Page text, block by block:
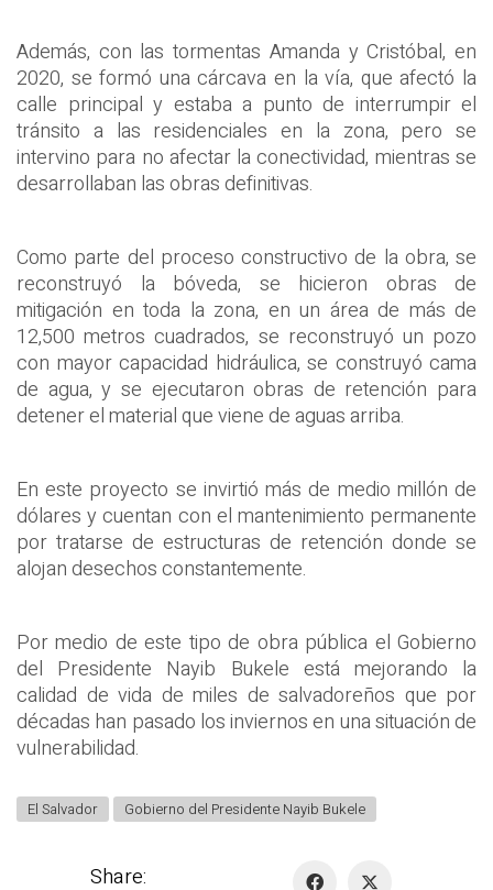
Además, con las tormentas Amanda y Cristóbal, en
2020, se formó una cárcava en la vía, que afectó la
calle principal y estaba a punto de interrumpir el
tránsito a las residenciales en la zona, pero se
intervino para no afectar la conectividad, mientras se
desarrollaban las obras definitivas.
Como parte del proceso constructivo de la obra, se
reconstruyó la bóveda, se hicieron obras de
mitigación en toda la zona, en un área de más de
12,500 metros cuadrados, se reconstruyó un pozo
con mayor capacidad hidráulica, se construyó cama
de agua, y se ejecutaron obras de retención para
detener el material que viene de aguas arriba.
En este proyecto se invirtió más de medio millón de
dólares y cuentan con el mantenimiento permanente
por tratarse de estructuras de retención donde se
alojan desechos constantemente.
Por medio de este tipo de obra pública el Gobierno
del Presidente Nayib Bukele está mejorando la
calidad de vida de miles de salvadoreños que por
décadas han pasado los inviernos en una situación de
vulnerabilidad.
El Salvador Gobierno del Presidente Nayib Bukele
Share: